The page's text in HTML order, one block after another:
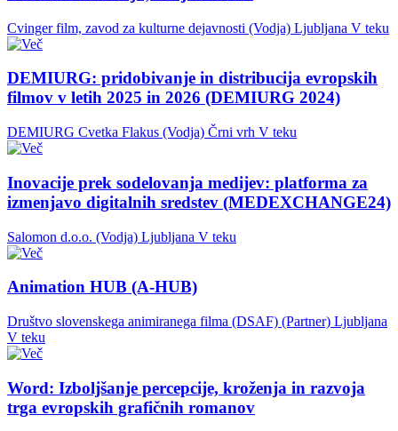
Cvinger film, zavod za kulturne dejavnosti (Vodja) Ljubljana V teku
DEMIURG: pridobivanje in distribucija evropskih
filmov v letih 2025 in 2026 (DEMIURG 2024)
DEMIURG Cvetka Flakus (Vodja) Črni vrh V teku
Inovacije prek sodelovanja medijev: platforma za
izmenjavo digitalnih sredstev (MEDEXCHANGE24)
Salomon d.o.o. (Vodja) Ljubljana V teku
Animation HUB (A-HUB)
Društvo slovenskega animiranega filma (DSAF) (Partner) Ljubljana
V teku
Word: Izboljšanje percepcije, kroženja in razvoja
trga evropskih grafičnih romanov